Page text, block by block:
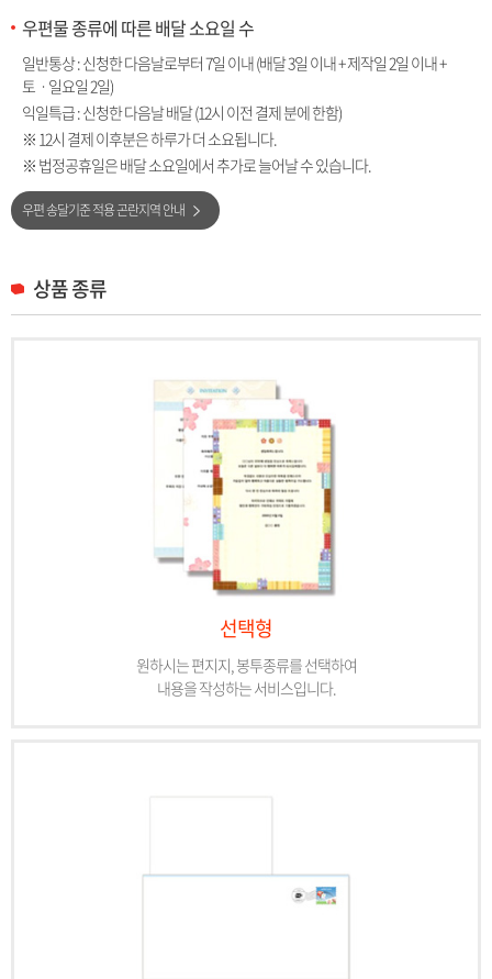
우편물 종류에 따른 배달 소요일 수
일반통상 : 신청한 다음날로부터 7일 이내 (배달 3일 이내 + 제작일 2일 이내 +
토ㆍ일요일 2일)
익일특급 : 신청한 다음날 배달 (12시 이전 결제 분에 한함)
※ 12시 결제 이후분은 하루가 더 소요됩니다.
※ 법정공휴일은 배달 소요일에서 추가로 늘어날 수 있습니다.
우편 송달기준 적용 곤란지역 안내
상품 종류
선택형
원하시는 편지지, 봉투종류를 선택하여
내용을 작성하는 서비스입니다.